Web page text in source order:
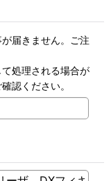
届きません。ご注
処理される場合が
認ください。